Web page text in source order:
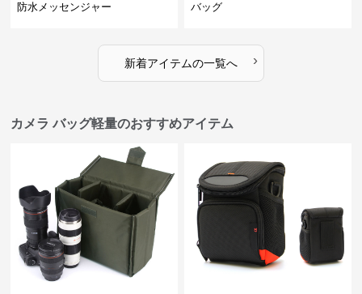
防水メッセンジャー
バッグ
新着アイテムの一覧へ ›
カメラ バッグ軽量のおすすめアイテム